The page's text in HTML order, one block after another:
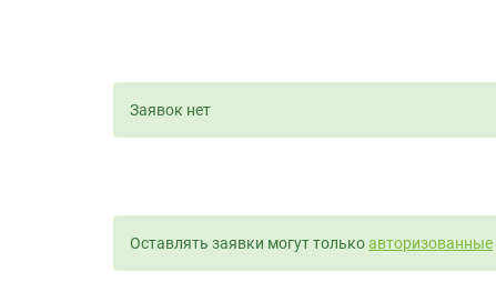
Заявок нет
Оставлять заявки могут толькоавторизованные